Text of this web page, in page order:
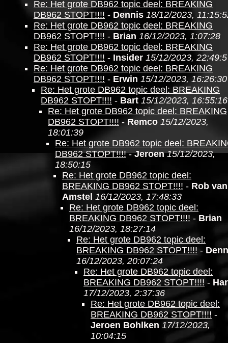
Re: Het grote DB962 topic deel: BREAKING
DB962 STOPT!!!! - Dennis 18/12/2023,
Re: Het grote DB962 topic deel: BREAKING
DB962 STOPT!!!! - Brian 16/12/2023, 1:07:28
Re: Het grote DB962 topic deel: BREAKING
DB962 STOPT!!!! - Insider 15/12/2023,
Re: Het grote DB962 topic deel: BREAKING
DB962 STOPT!!!! - Erwin 15/12/2023, 16:26:30
Re: Het grote DB962 topic deel: BREAKING
DB962 STOPT!!!! - Bart 15/12/2023, 16:55:16
Re: Het grote DB962 topic deel: BREAKING
DB962 STOPT!!!! - Remco 15/12/2023,
18:01:39
Re: Het grote DB962 topic deel:
DB962 STOPT!!!!-Jeroen 15/12/2023,
18:50:15
Re: Het grote DB962 topic deel:
BREAKING DB962 STOPT!!!! - Rob van
Amstel 16/12/2023, 17:48:33
Re: Het grote DB962 topic deel:
BREAKING DB962 STOPT!!!! - Brian
16/12/2023, 18:27:14
Re: Het grote DB962 topic deel:
BREAKING DB962 STOPT!!!! -
16/12/2023, 20:07:24
Re: Het grote DB962 topic deel:
BREAKING DB962 STOPT!!!! -
17/12/2023, 2:37:36
Re: Het grote DB962 topic deel:
BREAKING DB962 STOPT!!!! -
Jeroen Bohlken 17/12/2023,
10:04:15